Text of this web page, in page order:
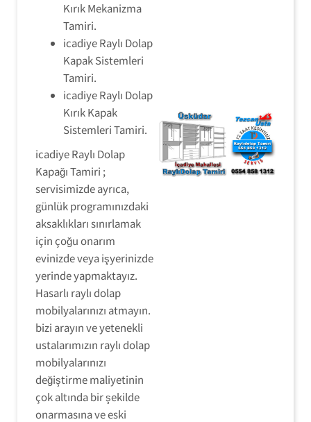
Kırık Mekanizma
Tamiri.
icadiye Raylı Dolap
Kapak Sistemleri
Tamiri.
icadiye Raylı Dolap
Kırık Kapak
Sistemleri Tamiri.
icadiye Raylı Dolap
Kapağı Tamiri ;
servisimizde ayrıca,
günlük programınızdaki
aksaklıkları sınırlamak
için çoğu onarım
evinizde veya işyerinizde
yerinde yapmaktayız.
Hasarlı raylı dolap
mobilyalarınızı atmayın.
bizi arayın ve yetenekli
ustalarımızın raylı dolap
mobilyalarınızı
değiştirme maliyetinin
çok altında bir şekilde
onarmasına ve eski